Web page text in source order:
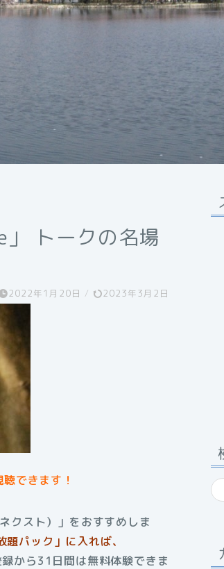
トークの名場
2022年1月20日 / 2023年3月2日
できます！
クスト）」をおすすめしま
パック」に入れば、
から31日間は無料体験できま